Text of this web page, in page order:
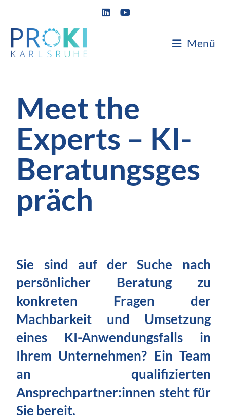
Menü
Meet the
Experts – KI-
Beratungsges
präch
Sie sind auf der Suche nach
persönlicher Beratung zu
konkreten Fragen der
Machbarkeit und Umsetzung
eines KI-Anwendungsfalls in
Ihrem Unternehmen? Ein Team
an qualifizierten
Ansprechpartner:innen steht für
Sie bereit.